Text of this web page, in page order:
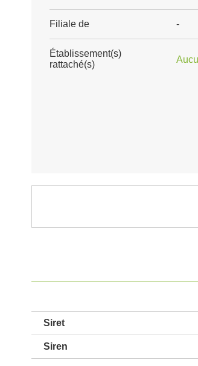
Filiale de -
Établissement(s)
rattaché(s)
Siret
Siren